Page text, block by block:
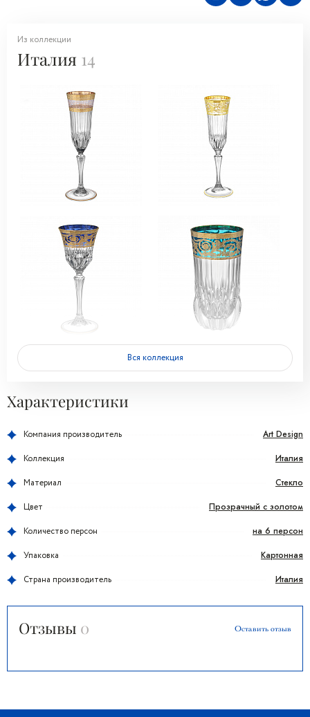
Из коллекции
Италия 14
Вся коллекция
Характеристики
Компания производитель Art Design
Коллекция Италия
Материал Стекло
Цвет Прозрачный с золотом
Количество персон на 6 персон
Упаковка Картонная
Страна производитель Италия
Отзывы 0 Оставить отзыв